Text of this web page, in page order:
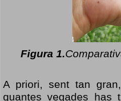
Figura 1.
A priori, sent tan
quantes vegades has